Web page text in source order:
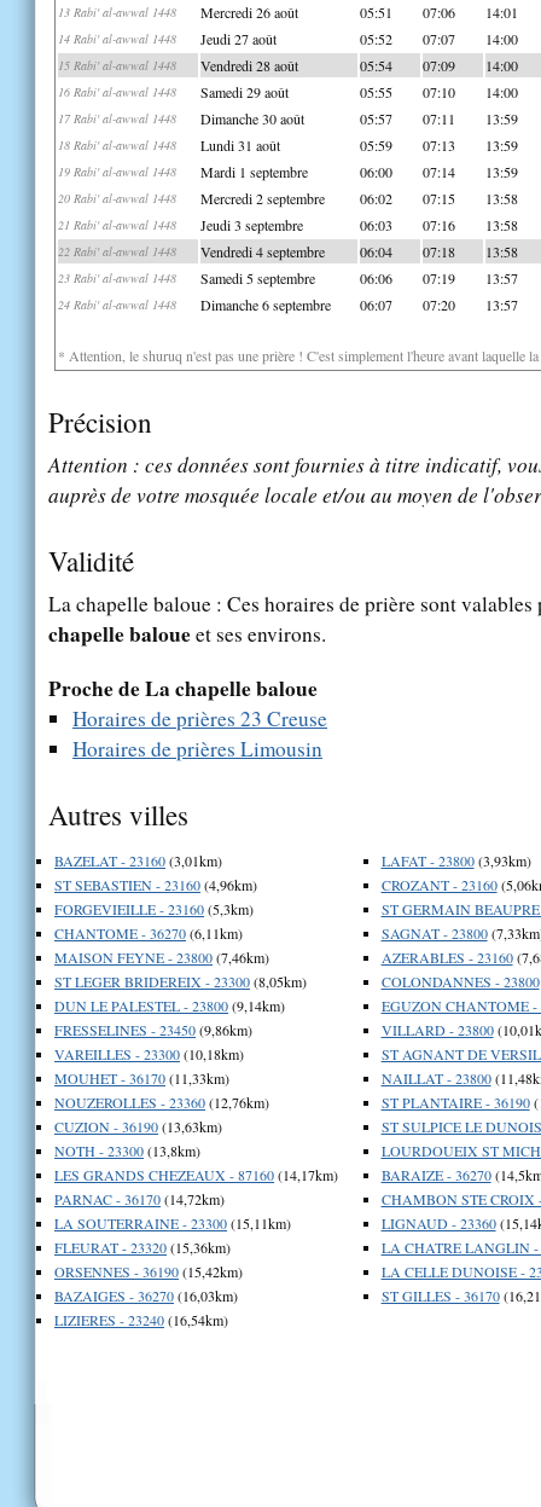
13 Rabi' al-awwal 1448 Mercredi 26 août 05:51 07:06 14:01
14 Rabi' al-awwal 1448 Jeudi 27 août 05:52 07:07 14:00
15 Rabi' al-awwal 1448 Vendredi 28 août 05:54 07:09 14:00
16 Rabi' al-awwal 1448 Samedi 29 août 05:55 07:10 14:00
17 Rabi' al-awwal 1448 Dimanche 30 août 05:57 07:11 13:59
18 Rabi' al-awwal 1448 Lundi 31 août 05:59 07:13 13:59
19 Rabi' al-awwal 1448 Mardi 1 septembre 06:00 07:14 13:59
20 Rabi' al-awwal 1448 Mercredi 2 septembre 06:02 07:15 13:58
21 Rabi' al-awwal 1448 Jeudi 3 septembre 06:03 07:16 13:58
22 Rabi' al-awwal 1448 Vendredi 4 septembre 06:04 07:18 13:58
23 Rabi' al-awwal 1448 Samedi 5 septembre 06:06 07:19 13:57
24 Rabi' al-awwal 1448 Dimanche 6 septembre 06:07 07:20 13:57
* Attention, le shuruq n'est pas une prière ! C'est simplement l'heure avant laquelle
Précision
Attention : ces données sont fournies à titre indicatif,
auprès de votre mosquée locale et/ou au moyen de
Validité
La chapelle baloue : Ces horaires de prière sont
chapelle baloueet ses environs.
Proche de La chapelle baloue
Horaires de prières 23 Creuse
Horaires de prières Limousin
Autres villes
BAZELAT - 23160(3,01km)
ST SEBASTIEN - 23160(4,96km)
FORGEVIEILLE - 23160(5,3km)
CHANTOME - 36270(6,11km)
MAISON FEYNE - 23800(7,46km)
ST LEGER BRIDEREIX - 23300(8,05km)
DUN LE PALESTEL - 23800(9,14km)
FRESSELINES - 23450(9,86km)
VAREILLES - 23300(10,18km)
MOUHET - 36170(11,33km)
NOUZEROLLES - 23360(12,76km)
CUZION - 36190(13,63km)
NOTH - 23300(13,8km)
LES GRANDS CHEZEAUX - 87160(14,17km)
PARNAC - 36170(14,72km)
LA SOUTERRAINE - 23300(15,11km)
FLEURAT - 23320(15,36km)
ORSENNES - 36190(15,42km)
BAZAIGES - 36270(16,03km)
LIZIERES - 23240(16,54km)
LAFAT - 23800(3,93km)
CROZANT - 23160
ST GERMAIN BEAUPRE
SAGNAT - 23800
AZERABLES - 23160
COLONDANNES - 23800
EGUZON CHANTOME -
VILLARD - 23800
ST AGNANT DE
NAILLAT - 23800
ST PLANTAIRE - 36190
ST SULPICE LE
LOURDOUEIX ST
BARAIZE - 36270
CHAMBON STE CROIX
LIGNAUD - 23360
LA CHATRE LANGLIN -
LA CELLE DUNOISE -
ST GILLES - 36170